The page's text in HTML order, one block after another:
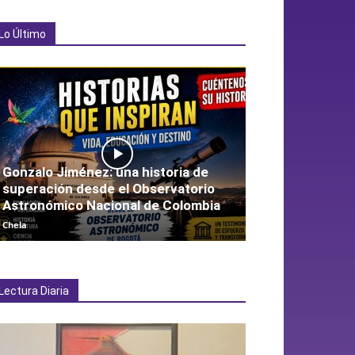
Lo Último
Gonzalo Jiménez: una historia de
superación desde el Observatorio
Astronómico Nacional de Colombia
Chela
Lectura Diaria